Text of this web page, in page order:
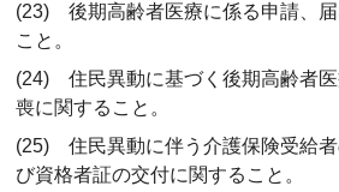
(23) 後期高齢者医療に係る申請、
こと。
(24) 住民異動に基づく後期高齢者
喪に関すること。
(25) 住民異動に伴う介護保険受給者
び資格者証の交付に関すること。